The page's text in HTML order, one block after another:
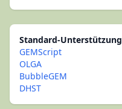
Standard-Unterstützung
GEMScript
OLGA
BubbleGEM
DHST